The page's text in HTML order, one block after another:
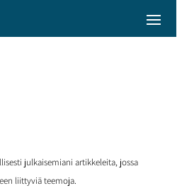
julkaisemiani artikkeleita, jossa
liittyviä teemoja.